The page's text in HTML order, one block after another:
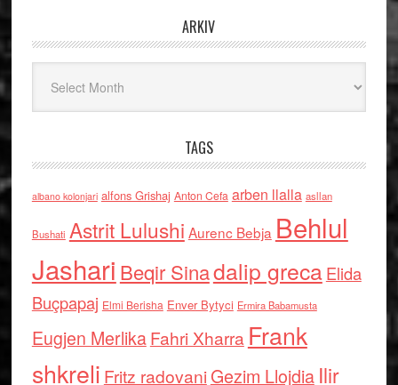
ARKIV
TAGS
albano kolonjari alfons Grishaj Anton Cefa arben llalla asllan
Bushati Astrit Lulushi Aurenc Bebja Behlul
Jashari Beqir Sinadalip grecaElida
Buçpapaj Elmi Berisha Enver Bytyci Ermira Babamusta
Eugjen MerlikaFahri Xharra Frank
shkreli Fritz radovaniGezim Llojdia Ilir